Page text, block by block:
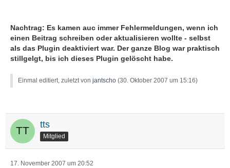
Nachtrag: Es kamen auc immer Fehlermeldungen, wenn ich
einen Beitrag schreiben oder aktualisieren wollte - selbst
als das Plugin deaktiviert war. Der ganze Blog war praktisch
stillgelgt, bis ich dieses Plugin gelöscht habe.
Einmal editiert, zuletzt von jantscho (30. Oktober 2007 um 15:16)
tts
Mitglied
17. November 2007 um 20:52